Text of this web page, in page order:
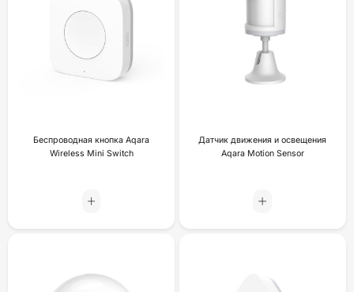
Беспроводная кнопка Aqara
Wireless Mini Switch
Датчик движения и освещения
Aqara Motion Sensor